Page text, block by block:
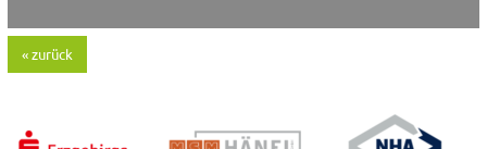
« zurück